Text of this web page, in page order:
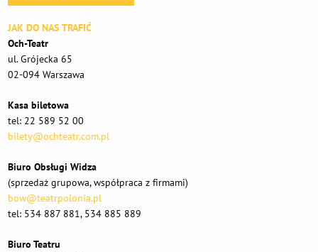
JAK DO NAS TRAFIĆ
Och-Teatr
ul. Grójecka 65
02-094 Warszawa
Kasa biletowa
tel: 22 589 52 00
bilety@ochteatr.com.pl
Biuro Obsługi Widza
(sprzedaż grupowa, współpraca z firmami)
bow@teatrpolonia.pl
tel: 534 887 881, 534 885 889
Biuro Teatru